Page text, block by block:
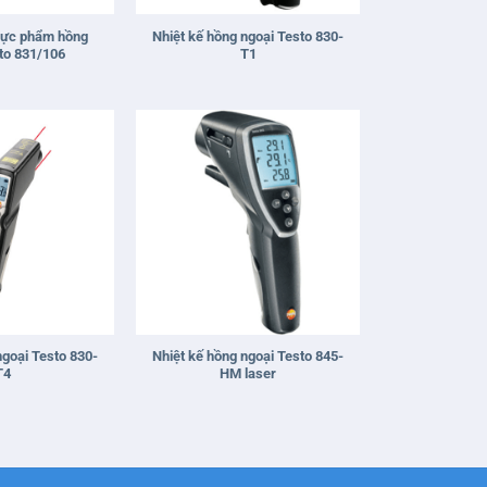
phẩm hồng
831/106
Nhiệt kế hồng ngoại Testo 830-
T1
Testo 830-
Nhiệt kế hồng ngoại Testo 845-
HM laser